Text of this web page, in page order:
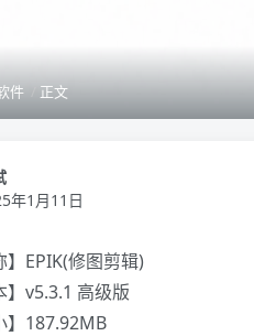
件 正文
年1月11日
】EPIK(修图剪辑)
】v5.3.1 高级版
】187.92MB